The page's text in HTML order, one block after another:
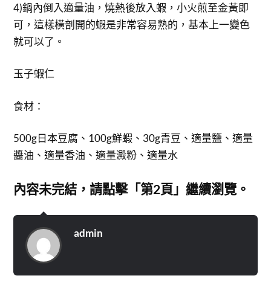
4)鍋內倒入適量油，燒熱後放入蝦，小火煎至金黃即
可，這樣橫剖開的蝦是非常容易熟的，基本上一變色
就可以了。
玉子蝦仁
食材：
500g日本豆腐、100g鮮蝦、30g青豆、適量鹽、適量
醬油、適量香油、適量澱粉、適量水
內容未完結，請點擊「第2頁」繼續瀏覽。
admin